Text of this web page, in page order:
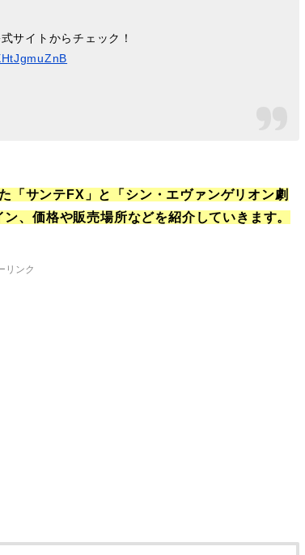
サイトからチェック！
「サンテFX」と「シン・エヴァンゲリオン劇
、価格や販売場所などを紹介していきます。
リンク